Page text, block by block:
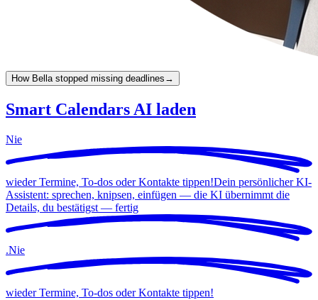
How Bella stopped missing deadlines →
Smart Calendars AI laden
Nie
wieder Termine, To-dos oder Kontakte tippen!Dein persönlicher KI-
Assistent: sprechen, knipsen, einfügen — die KI übernimmt die
Details, du bestätigst — fertig
.Nie
wieder Termine, To-dos oder Kontakte tippen!